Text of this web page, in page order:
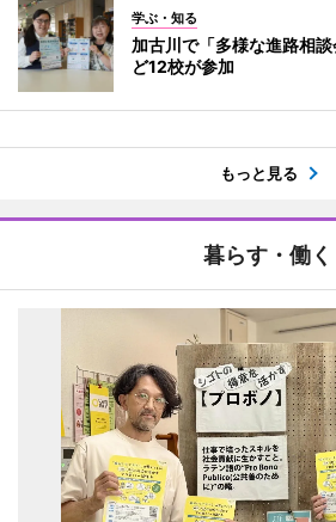
学ぶ・知る
加古川で「多様な進路相
ど12校が参加
もっと見る
暮らす・働く